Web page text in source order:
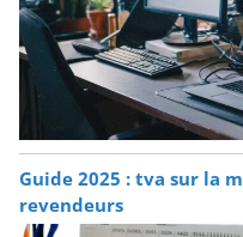
Guide 2025 : tva sur la
revendeurs